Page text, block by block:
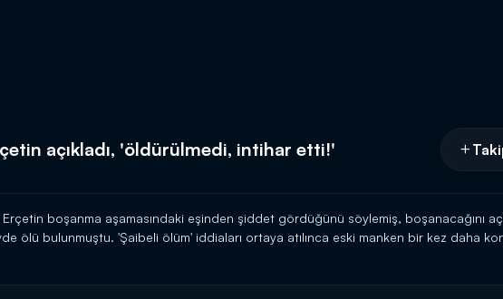
açıkladı, 'öldürülmedi, intihar etti!'
Erçetin boşanma aşamasındaki eşinden şiddet gördüğünü söylemiş, boşanacağını
ölü bulunmuştu. 'Şaibeli ölüm' iddiaları ortaya atılınca eski manken bir kez daha
D Ana Haber'de!